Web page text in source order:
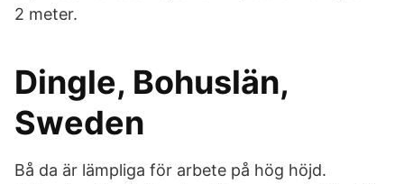
2 meter.
Dingle, Bohuslän,
Sweden
Bå da är lämpliga för arbete på hög höjd.